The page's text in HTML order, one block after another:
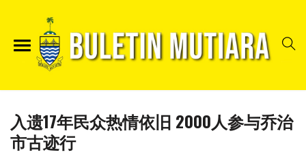
入遗17年民众热情依旧 2000人参与乔治
市古迹行